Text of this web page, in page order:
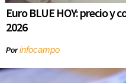
Euro BLUE HOY: precio y
2026
Porinfocampo